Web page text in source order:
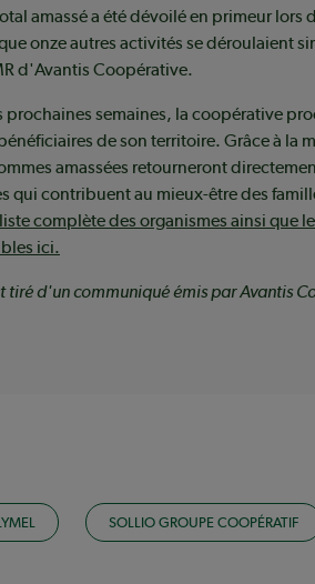
amassé a été dévoilé en primeur lors
onze autres activités se déroulaient
d'Avantis Coopérative.
prochaines semaines, la coopérative
de son territoire. Grâce à la
amassées retourneront
qui contribuent au mieux-être des
complète des organismes ainsi que
ici.
tiré d'un communiqué émis par Avantis
SOLLIO GROUPE COOPÉRATIF